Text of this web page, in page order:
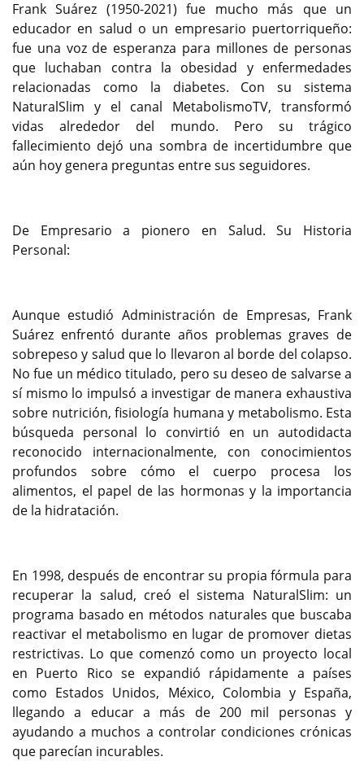
Frank Suárez (1950-2021) fue mucho más que un
educador en salud o un empresario puertorriqueño:
fue una voz de esperanza para millones de personas
que luchaban contra la obesidad y enfermedades
relacionadas como la diabetes. Con su sistema
NaturalSlim y el canal MetabolismoTV, transformó
vidas alrededor del mundo. Pero su trágico
fallecimiento dejó una sombra de incertidumbre que
aún hoy genera preguntas entre sus seguidores.
De Empresario a pionero en Salud. Su Historia
Personal:
Aunque estudió Administración de Empresas, Frank
Suárez enfrentó durante años problemas graves de
sobrepeso y salud que lo llevaron al borde del colapso.
No fue un médico titulado, pero su deseo de salvarse a
sí mismo lo impulsó a investigar de manera exhaustiva
sobre nutrición, fisiología humana y metabolismo. Esta
búsqueda personal lo convirtió en un autodidacta
reconocido internacionalmente, con conocimientos
profundos sobre cómo el cuerpo procesa los
alimentos, el papel de las hormonas y la importancia
de la hidratación.
En 1998, después de encontrar su propia fórmula para
recuperar la salud, creó el sistema NaturalSlim: un
programa basado en métodos naturales que buscaba
reactivar el metabolismo en lugar de promover dietas
restrictivas. Lo que comenzó como un proyecto local
en Puerto Rico se expandió rápidamente a países
como Estados Unidos, México, Colombia y España,
llegando a educar a más de 200 mil personas y
ayudando a muchos a controlar condiciones crónicas
que parecían incurables.